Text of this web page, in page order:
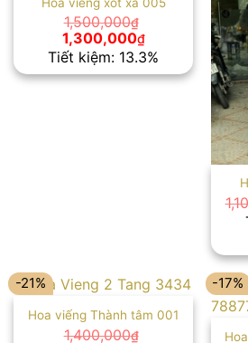
1,500,000₫
Giá
gốc
là:
1,500,000₫.
1,300,000₫Giá
hiện
tại
là:
1,300,000₫.
Tiết kiệm: 13.3%
-21%
Hoa viếng Thành tâm 001
1,400,000₫
-17%